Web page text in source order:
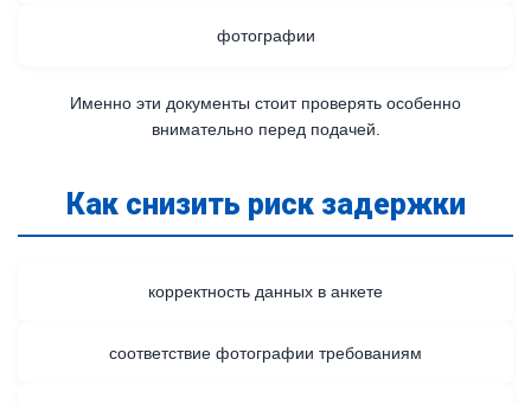
фотографии
Именно эти документы стоит проверять особенно
внимательно перед подачей.
Как снизить риск задержки
корректность данных в анкете
соответствие фотографии требованиям